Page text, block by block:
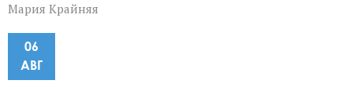
Мария Крайняя
06
АВГ